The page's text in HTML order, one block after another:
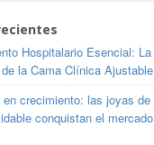
Hospitalario Esencial: La
la Cama Clínica Ajustable
en crecimiento: las joyas de
conquistan el mercado